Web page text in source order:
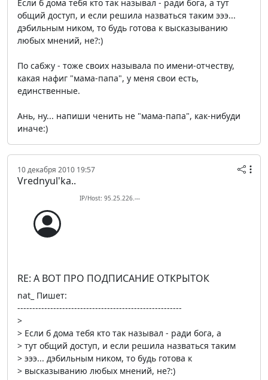
Если б дома тебя кто так называл - ради бога, а тут
общий доступ, и если решила назваться таким эээ...
дэбильным ником, то будь готова к высказыванию
любых мнений, не?:)
По сабжу - тоже своих называла по имени-отчеству,
какая нафиг "мама-папа", у меня свои есть,
единственные.
Ань, ну... напиши ченить не "мама-папа", как-нибуди
иначе:)
10 декабря 2010 19:57
Vrednyul'ka..
IP/Host: 95.25.226.---
RE: А ВОТ ПРО ПОДПИСАНИЕ ОТКРЫТОК
nat_ Пишет:
-------------------------------------------------------
>
> Если б дома тебя кто так называл - ради бога, а
> тут общий доступ, и если решила назваться таким
> эээ... дэбильным ником, то будь готова к
> высказыванию любых мнений, не?:)